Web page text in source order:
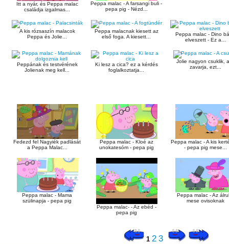
Itt a nyár, és Peppa malac
családja izgalmas...
Peppa malac - A farsangi buli -
pepa pig - Nézd...
A kis rózsaszín malacok
Peppa és Jolie...
Peppa malacnak kiesett az
első foga. A kiesett...
Peppa malac - Dino
elveszett - Ez a...
Peppának és testvérének
Jolienak meg kell...
Ki lesz a cica? ez a kérdés
foglalkoztatja...
Jolie nagyon csuklik,
zavarja, ezt...
Fedezd fel Nagyiék padlását
a Peppa Malac...
Peppa malac - Kloé az
unokatesóm - pepa pig
Peppa malac - A kis
- pepa pig mese...
Peppa malac - Mama
szülinapja - pepa pig
Peppa malac- - Az ebéd -
pepa pig
Peppa malac - Az
mese ovisoknak
1 2 3